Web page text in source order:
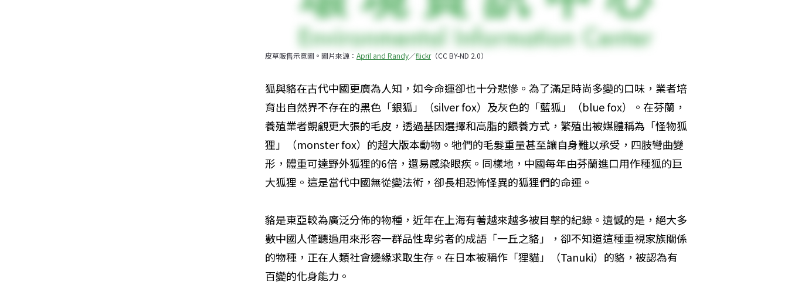
皮草販售示意圖。圖片來源： April and Randy／flickr（CC BY-ND 2.0）
狐與貉在古代中國更廣為人知，如今命運卻也十分悲慘。為了滿足時尚多變的口味，業者培
育出自然界不存在的黑色「銀狐」（silver fox）及灰色的「藍狐」（blue fox）。在芬蘭，
養殖業者覬覦更大張的毛皮，透過基因選擇和高脂的餵養方式，繁殖出被媒體稱為「怪物狐
狸」（monster fox）的超大版本動物。牠們的毛髮重量甚至讓自身難以承受，四肢彎曲變
形，體重可達野外狐狸的6倍，還易感染眼疾。同樣地，中國每年由芬蘭進口用作種狐的巨
大狐狸。這是當代中國無從變法術，卻長相恐怖怪異的狐狸們的命運。
貉是東亞較為廣泛分佈的物種，近年在上海有著越來越多被目擊的紀錄。遺憾的是，絕大多
數中國人僅聽過用來形容一群品性卑劣者的成語「一丘之貉」，卻不知道這種重視家族關係
的物種，正在人類社會邊緣求取生存。在日本被稱作「狸貓」（Tanuki）的貉，被認為有
百變的化身能力。